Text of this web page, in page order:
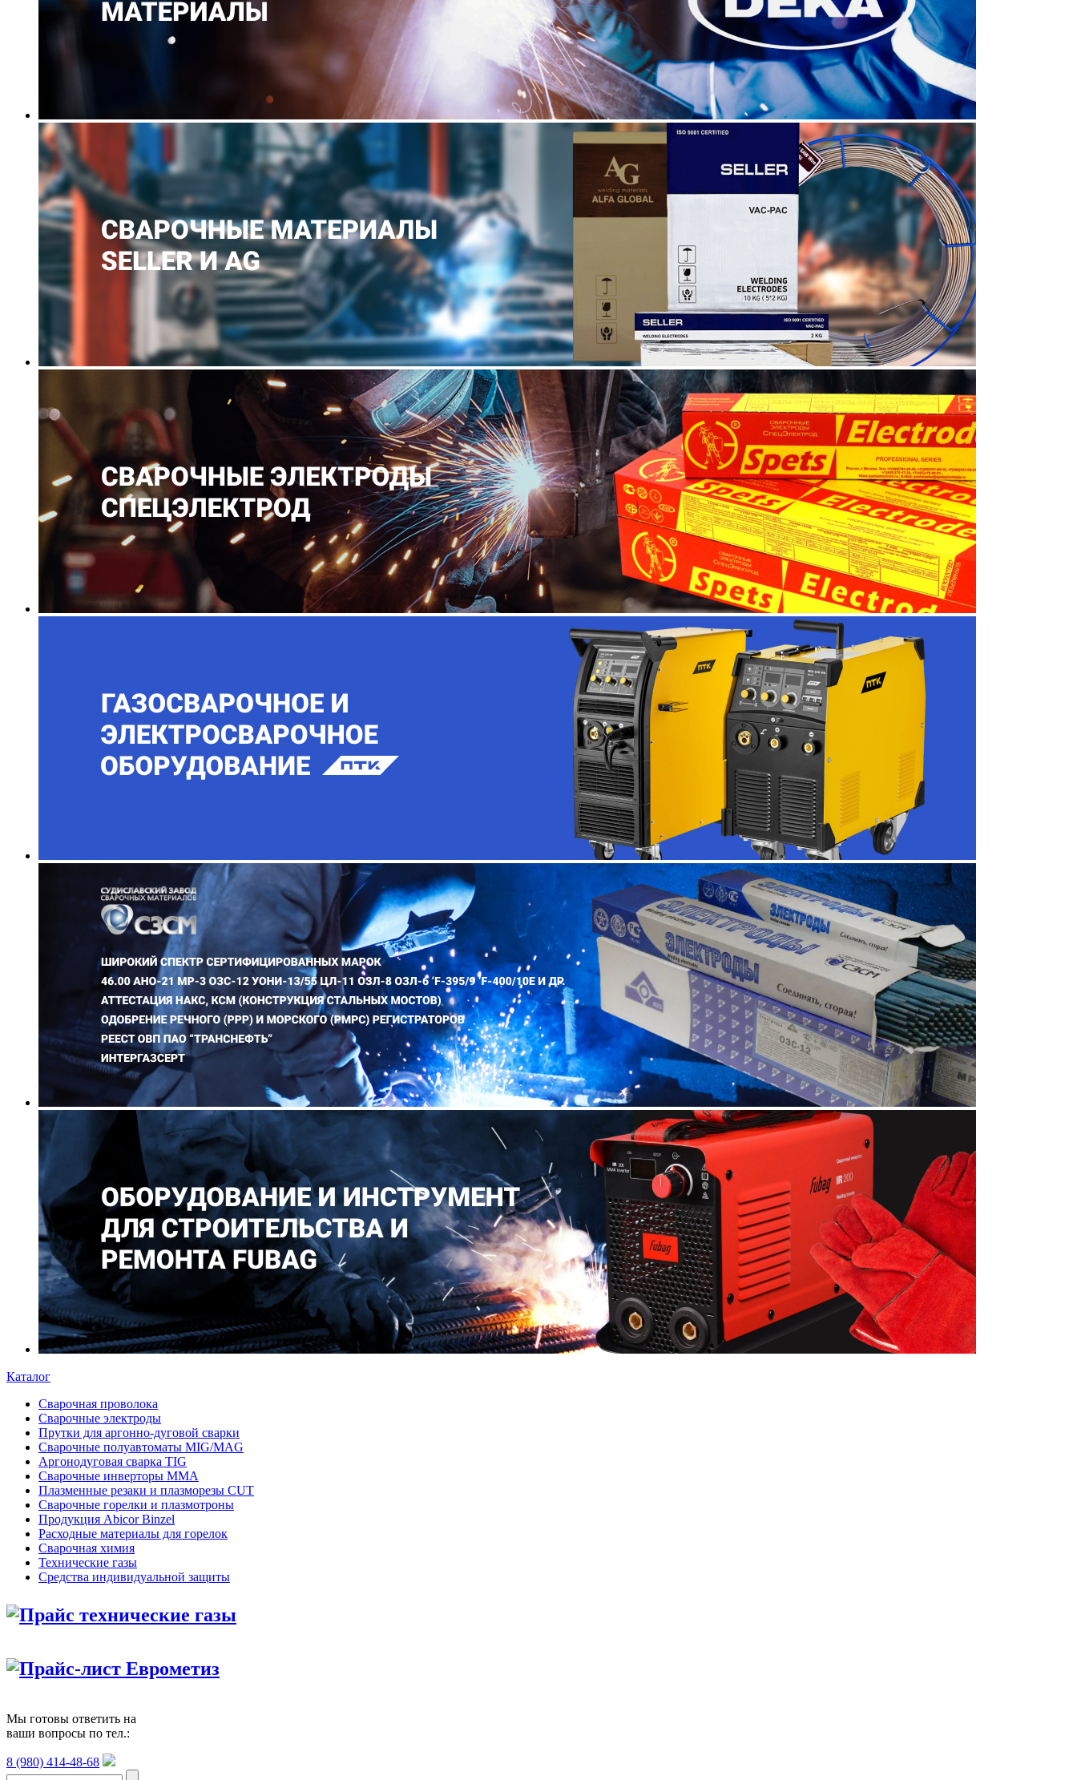
Каталог
Сварочная проволока
Сварочные электроды
Прутки для аргонно-дуговой сварки
Сварочные полуавтоматы MIG/MAG
Аргонодуговая сварка TIG
Сварочные инверторы MMA
Плазменные резаки и плазморезы CUT
Сварочные горелки и плазмотроны
Продукция Abicor Binzel
Расходные материалы для горелок
Сварочная химия
Технические газы
Средства индивидуальной защиты
Прайс технические газы
Прайс-лист Еврометиз
Мы готовы ответить на
ваши вопросы по тел.:
8 (980) 414-48-68